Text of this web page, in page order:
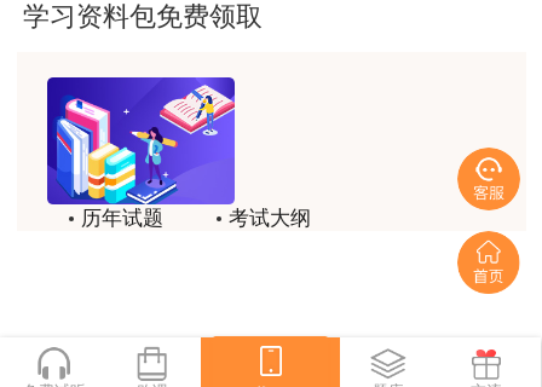
跟着老师学习理解的特别快，比自己学习容易多了
用户m0****66
贾老师讲的很有水平，这次考过全靠他了
用户m0****68
贾老师一如既往的稳
回顾整个学习过程，我收获的不仅是证书和技能，更
网课像一位循循善诱的引路人，让我相信只要选对方
法、坚持行动，每个人都能突破自己的天花板，真心
学习资料包免费领取
历年试题
考试大纲